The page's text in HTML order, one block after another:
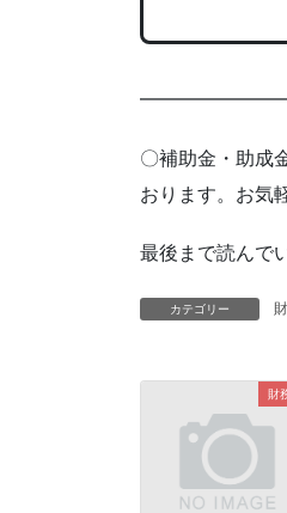
〇補助金・助成
おります。お気
最後まで読んで
カテゴリー
財